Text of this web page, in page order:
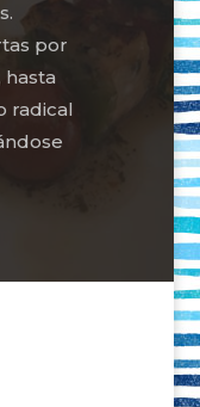
por
hasta
radical